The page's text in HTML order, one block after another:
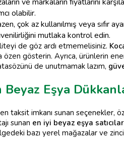
olabilir.
çok az kullanılmış veya sıfır
mutlaka kontrol edin.
de göz ardı etmemelisiniz.
özen gösterin. Ayrıca, ürünlerin
de unutmamak lazım,
Eşya
taksit imkanı sunan
sunan en iyi beyaz eşya
bazı yerel mağazalar ve